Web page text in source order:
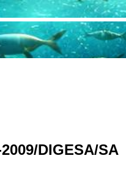
DIGESA/SA